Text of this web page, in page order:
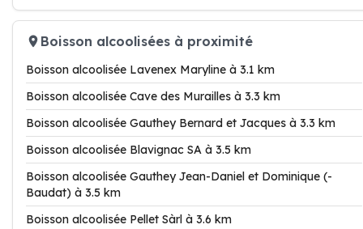
Boisson alcoolisées à proximité
Boisson alcoolisée Lavenex Maryline à 3.1 km
Boisson alcoolisée Cave des Murailles à 3.3 km
Boisson alcoolisée Gauthey Bernard et Jacques à 3.3 km
Boisson alcoolisée Blavignac SA à 3.5 km
Boisson alcoolisée Gauthey Jean-Daniel et Dominique (-
Baudat) à 3.5 km
Boisson alcoolisée Pellet Sàrl à 3.6 km